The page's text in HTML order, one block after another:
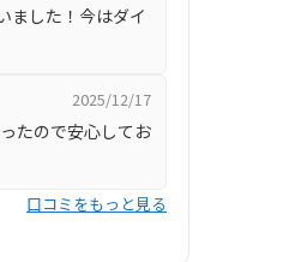
ました！今はダイ
2025/12/17
たので安心してお
口コミをもっと見る